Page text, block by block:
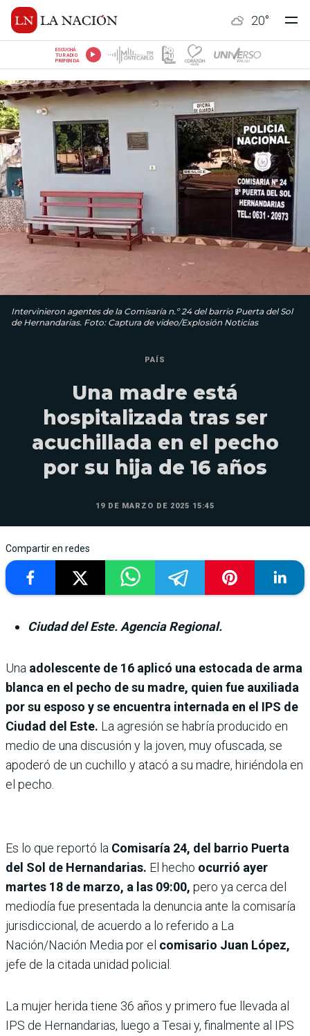
20°
ESCUCHÁ
TU RADIO
PREFERIDA
Intervinieron agentes de la Comisaría n.º 24 del barrio Puerta del Sol
de Hernandarias. Foto: Captura de video/Explosión Noticias
PAÍS
Una madre está
hospitalizada tras ser
acuchillada en el pecho
por su hija de 16 años
19 DE MARZO DE 2025 15:45
Compartir en redes
Ciudad del Este. Agencia Regional.
Una adolescente de 16 aplicó una estocada de arma
blanca en el pecho de su madre, quien fue auxiliada
por su esposo y se encuentra internada en el IPS de
Ciudad del Este. La agresión se habría producido en
medio de una discusión y la joven, muy ofuscada, se
apoderó de un cuchillo y atacó a su madre, hiriéndola en
el pecho.
Es lo que reportó la Comisaría 24, del barrio Puerta
del Sol de Hernandarias. El hecho ocurrió ayer
martes 18 de marzo, a las 09:00, pero ya cerca del
mediodía fue presentada la denuncia ante la comisaría
jurisdiccional, de acuerdo a lo referido a La
Nación/Nación Media por el comisario Juan López,
jefe de la citada unidad policial.
La mujer herida tiene 36 años y primero fue llevada al
IPS de Hernandarias, luego a Tesai y, finalmente al IPS